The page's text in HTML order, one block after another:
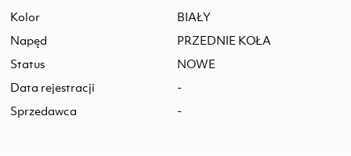
Kolor
BIAŁY
Napęd
PRZEDNIE KOŁA
Status
NOWE
Data rejestracji
-
Sprzedawca
-